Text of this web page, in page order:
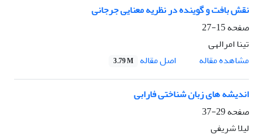
نقش بافت و گوینده در نظریه معنایی جرجانی
صفحه15-27
تینا امرالهی
مشاهده مقاله
اصل مقاله 3.79 M
اندیشه های زبان شناختی فارابی
صفحه29-37
لیلا شریفی